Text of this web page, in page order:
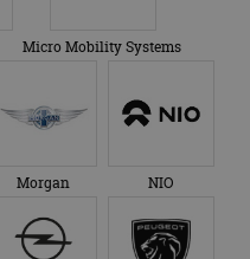
Micro Mobility Systems
Morgan NIO